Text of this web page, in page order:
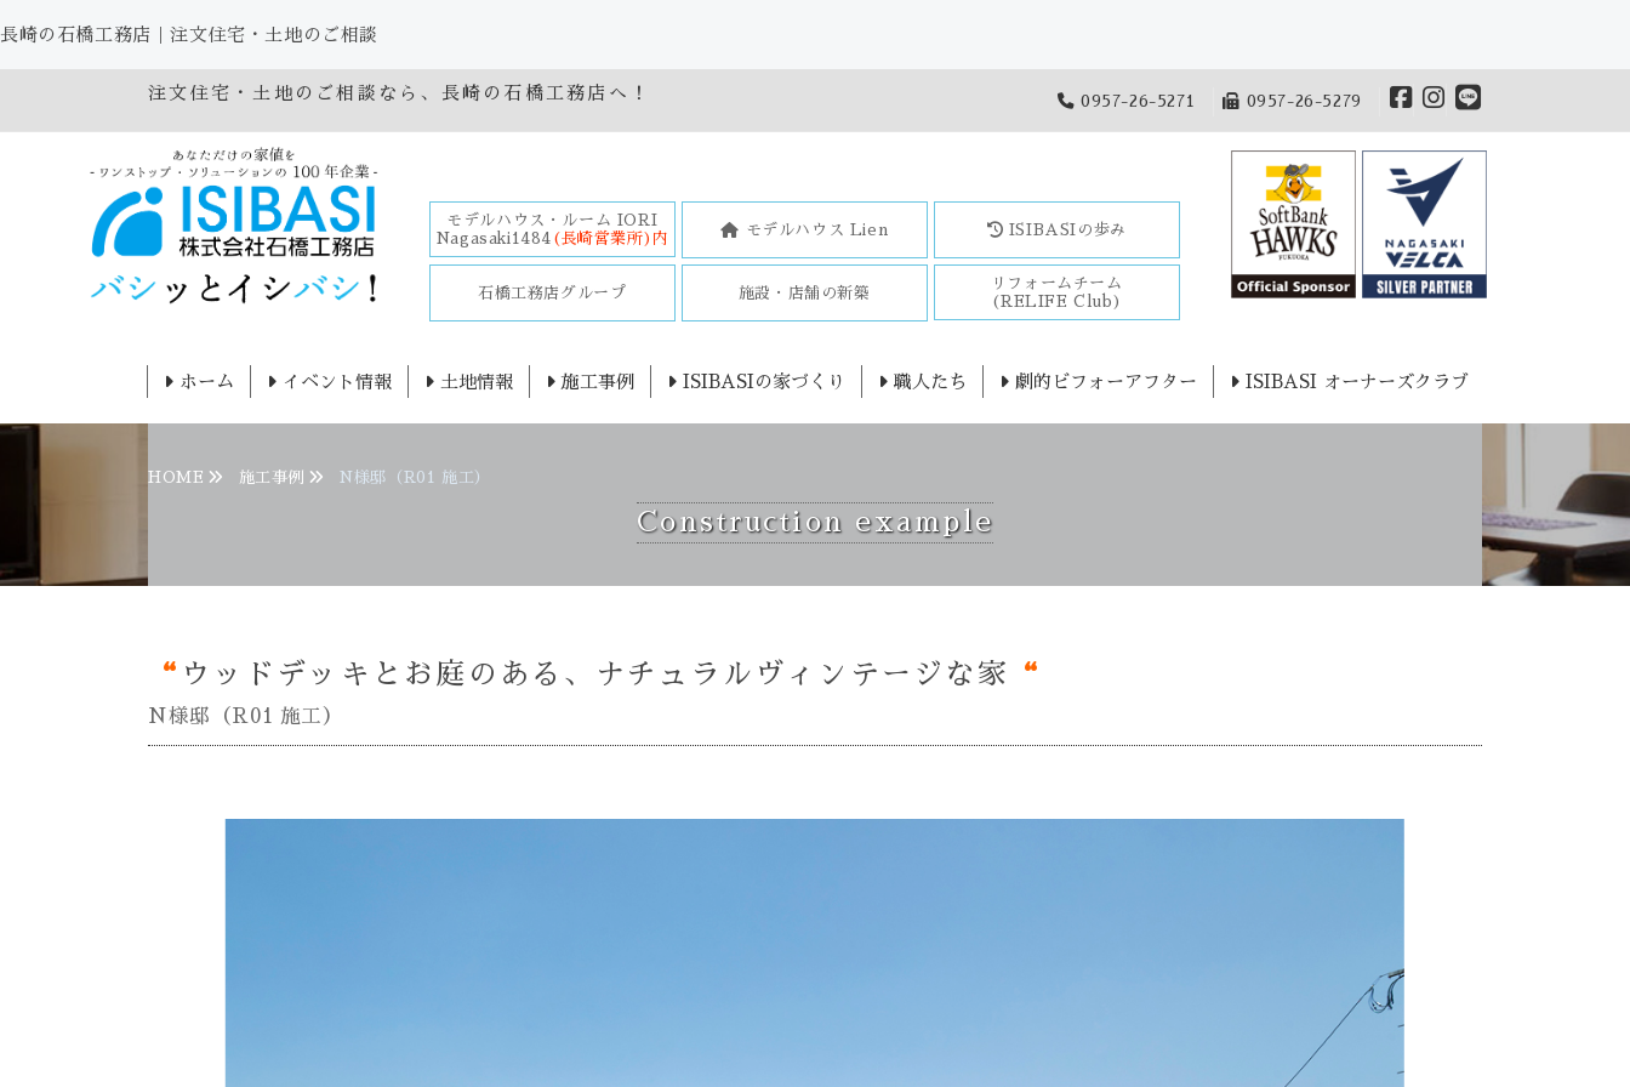
長崎の石橋工務店｜注文住宅・土地のご相談
注文住宅・土地のご相談なら、長崎の石橋工務店へ！ 0957-26-5271 0957-26-5279
モデルハウス・ルーム IORI
Nagasaki1484 (長崎営業所)内
モデルハウス Lien ISIBASIの歩み
石橋工務店グループ 施設・店舗の新築
リフォームチーム
(RELIFE Club)
ホーム イベント情報 土地情報 施工事例 ISIBASIの家づくり 職人たち 劇的ビフォーアフター ISIBASI オーナーズクラブ
HOME 施工事例 N様邸（R01 施工）
Construction example
“ ウッドデッキとお庭のある、ナチュラルヴィンテージな家 “
N様邸（R01 施工）